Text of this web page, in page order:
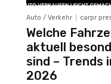
Auto / Verkehr carpr
Welche
aktuell
sind – Trends
2026